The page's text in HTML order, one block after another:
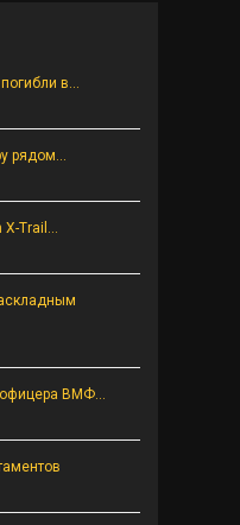
законом об
в...
рядом...
Trail...
офицера ВМФ...